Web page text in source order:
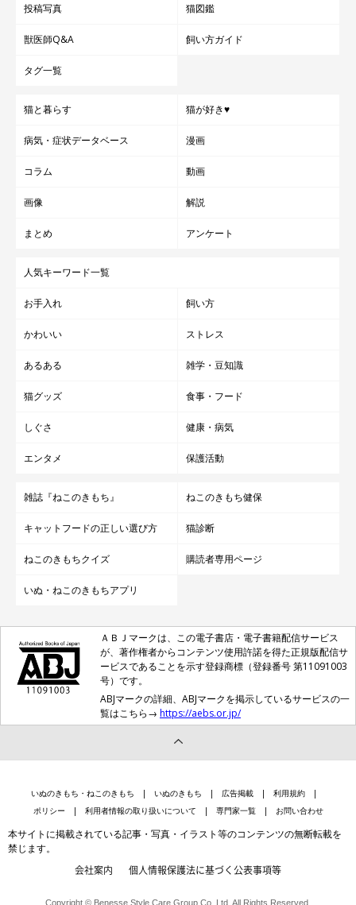
投稿写真 猫図鑑
獣医師Q&A 飼い方ガイド
タグ一覧
猫と暮らす 猫が好き♥
病気・症状データベース 漫画
コラム 動画
画像 解説
まとめ アンケート
人気キーワード一覧
お手入れ 飼い方
かわいい ストレス
あるある 雑学・豆知識
猫グッズ 食事・フード
しぐさ 健康・病気
エンタメ 保護活動
雑誌『ねこのきもち』 ねこのきもち健保
キャットフードの正しい選び方 猫診断
ねこのきもちクイズ 購読者専用ページ
いぬ・ねこのきもちアプリ
ＡＢＪマークは、この電子書店・電子書籍配信サービス
が、著作権者からコンテンツ使用許諾を得た正規版配信サ
ービスであることを示す登録商標（登録番号 第11091003
号）です。
ABJマークの詳細、ABJマークを掲示しているサービスの一
覧はこちら→ https://aebs.or.jp/
いぬのきもち・ねこのきもち いぬのきもち 広告掲載
利用規約
ポリシー
利用者情報の取り扱いについて 専門家一覧 お問い合わせ
本サイトに掲載されている記事・写真・イラスト等のコンテンツの無断転載を
禁じます。
会社案内 個人情報保護法に基づく公表事項等
Copyright © Benesse Style Care Group Co.,Ltd. All Rights Reserved.